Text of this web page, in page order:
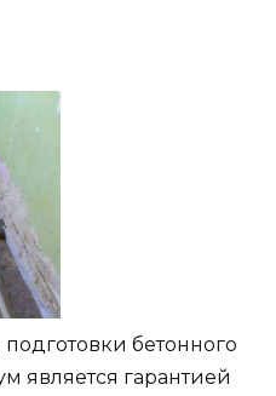
бетонного
является гарантией